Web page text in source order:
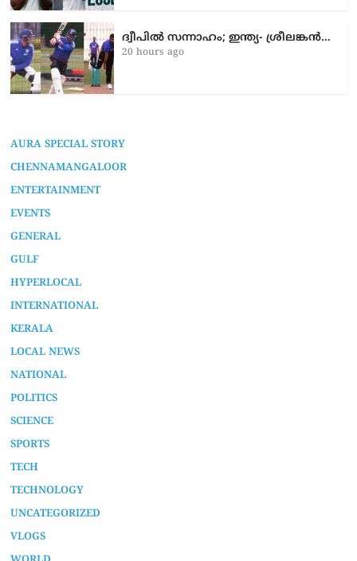
ദ്വീപിൽ സന്നാഹം; ഇന്ത്യ- ശ്രീലങ്കൻ…
20 hours ago
AURA SPECIAL STORY
CHENNAMANGALOOR
ENTERTAINMENT
EVENTS
GENERAL
GULF
HYPERLOCAL
INTERNATIONAL
KERALA
LOCAL NEWS
NATIONAL
POLITICS
SCIENCE
SPORTS
TECH
TECHNOLOGY
UNCATEGORIZED
VLOGS